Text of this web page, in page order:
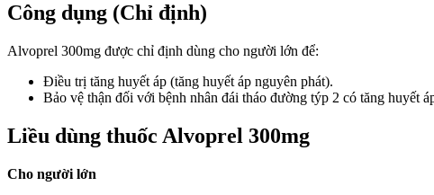
Công dụng (Chỉ định)
Alvoprel 300mg được chỉ định dùng cho người lớn để:
Điều trị tăng huyết áp (tăng huyết áp nguyên phát).
Bảo vệ thận đối với bệnh nhân đái tháo đường týp 2 có tăng huyết
Liều dùng thuốc Alvoprel 300mg
Cho người lớn